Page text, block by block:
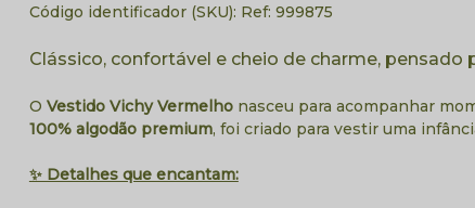
Código identificador (SKU): Ref: 999875
Clássico, confortável e cheio de charme, pensado
O Vestido Vichy Vermelhonasceu para acompanhar
100% algodão premium, foi criado para vestir uma
✨ Detalhes que encantam: